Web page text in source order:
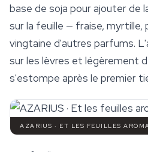
base de soja pour ajouter de
sur la feuille — fraise, myrtille,
vingtaine d'autres parfums.
sur les lèvres et légèrement
s'estompe après le premier
AZARIUS · ET LES FEUILLES